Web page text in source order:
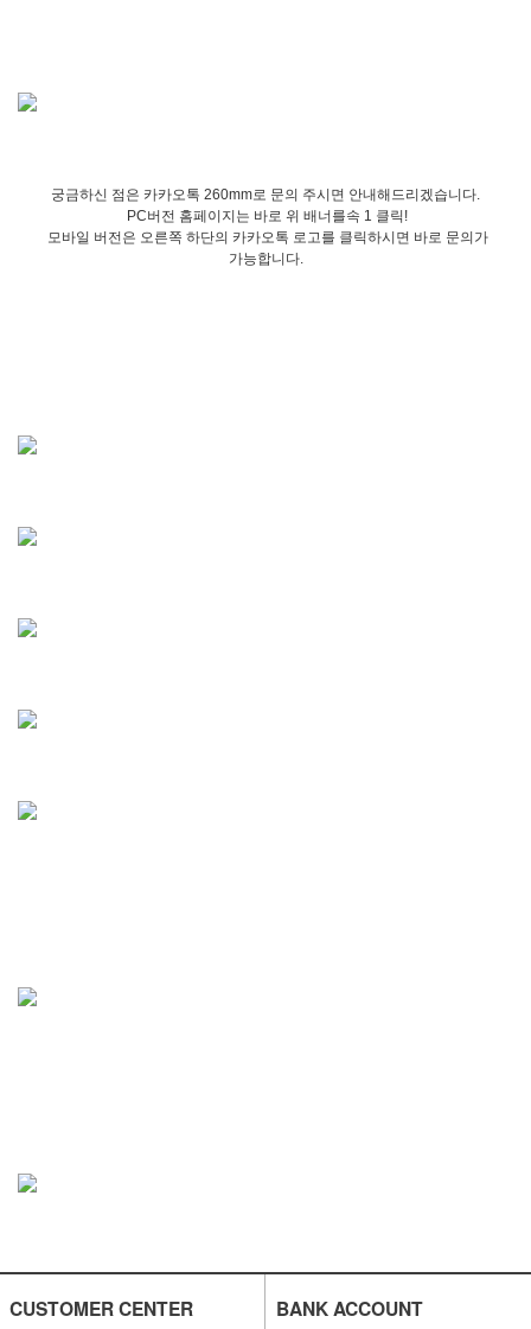
궁금하신 점은 카카오톡 260mm로 문의 주시면 안내해드리겠습니다.
PC버전 홈페이지는 바로 위 배너를속 1 클릭!
모바일 버전은 오른쪽 하단의 카카오톡 로고를 클릭하시면 바로 문의가
가능합니다.
CUSTOMER CENTER BANK ACCOUNT